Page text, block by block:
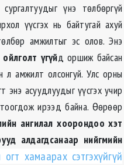
үнэ төлбөргүй
үүсгэх нь байтугай ахуй
амжилтыг эс олов. Энэ
үгүйд оршиж байсан
л амжилт олсонгуй. Улс орны
энэ асуудлуудыг үүсгэх учир
ирээд байна. Өөрөөр
ангилал хоорондоо хэт
алдагдсанаар нийгмийн
хамаарах сэтгэхүйгүй